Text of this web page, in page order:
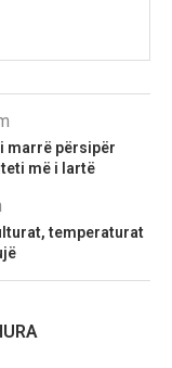
marrë përsipër
më i lartë
temperaturat